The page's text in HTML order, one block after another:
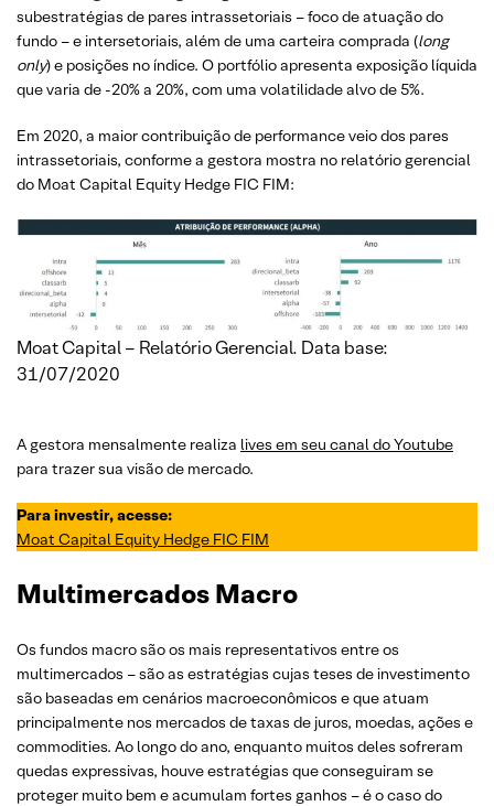
subestratégias de pares intrassetoriais – foco de atuação do
fundo – e intersetoriais, além de uma carteira comprada (long
only) e posições no índice. O portfólio apresenta exposição líquida
que varia de -20% a 20%, com uma volatilidade alvo de 5%.
Em 2020, a maior contribuição de performance veio dos pares
intrassetoriais, conforme a gestora mostra no relatório gerencial
do Moat Capital Equity Hedge FIC FIM:
Moat Capital – Relatório Gerencial. Data base:
31/07/2020
A gestora mensalmente realiza lives em seu canal do Youtube
para trazer sua visão de mercado.
Para investir, acesse:
Moat Capital Equity Hedge FIC FIM
Multimercados Macro
Os fundos macro são os mais representativos entre os
multimercados – são as estratégias cujas teses de investimento
são baseadas em cenários macroeconômicos e que atuam
principalmente nos mercados de taxas de juros, moedas, ações e
commodities. Ao longo do ano, enquanto muitos deles sofreram
quedas expressivas, houve estratégias que conseguiram se
proteger muito bem e acumulam fortes ganhos – é o caso do